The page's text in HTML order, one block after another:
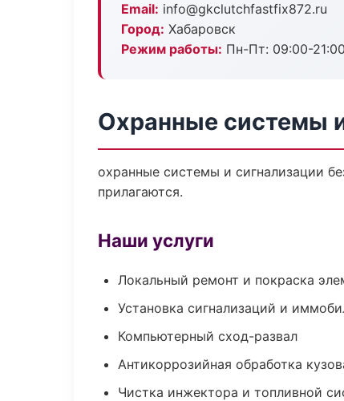
Email: info@gkclutchfastfix872.ru
Город: Хабаровск
Режим работы: Пн-Пт: 09:00-
Охранные системы
охранные системы и сигнализации
прилагаются.
Наши услуги
Локальный ремонт и покраска
Установка сигнализаций и
Компьютерный сход-развал
Антикоррозийная обработка
Чистка инжектора и топливной